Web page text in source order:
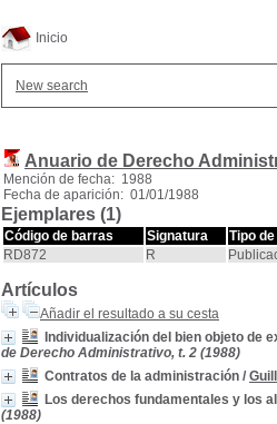
Inicio
New search
Anuario de Derecho
Mención de fecha: 1988
Fecha de aparición: 01/01/1988
Ejemplares (1)
Código de barras Signatura
Tipo
RD872
R
Artículos
Añadir el resultado a su cesta
Individualización del bien objeto de
de Derecho Administrativo, t. 2 (1988)
Contratos de la administración /
Los derechos fundamentales y los
(1988)